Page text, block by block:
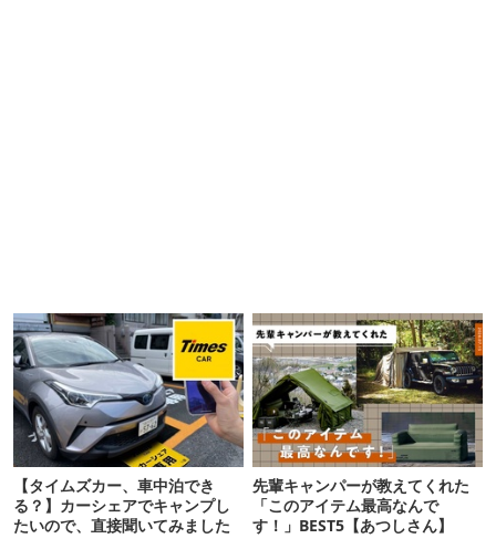
【タイムズカー、車中泊でき
る？】カーシェアでキャンプし
たいので、直接聞いてみました
先輩キャンパーが教えてくれた
「このアイテム最高なんで
す！」BEST5【あつしさん】